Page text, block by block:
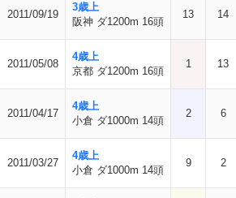
2011/09/19
3歳上
阪神 ダ1200m 16頭
13 14
2011/05/08
4歳上
京都 ダ1200m 16頭
1 13
2011/04/17
4歳上
小倉 ダ1000m 14頭
2 6
2011/03/27
4歳上
小倉 ダ1000m 14頭
9 2